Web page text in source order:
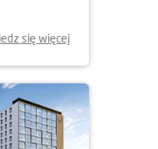
się więcej